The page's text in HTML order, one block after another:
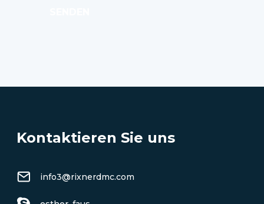
Kontaktieren Sie uns
info3@rixnerdmc.com